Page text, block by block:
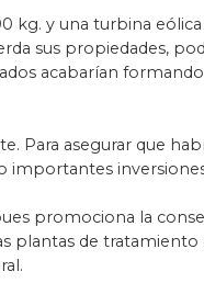
kg. y una turbina
sus propiedades,
acabarían
Para asegurar que
importantes
promociona la
plantas de tratamiento